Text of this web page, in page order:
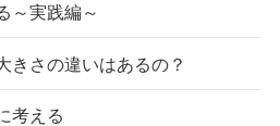
～実践編～
きさの違いはあるの？
考える